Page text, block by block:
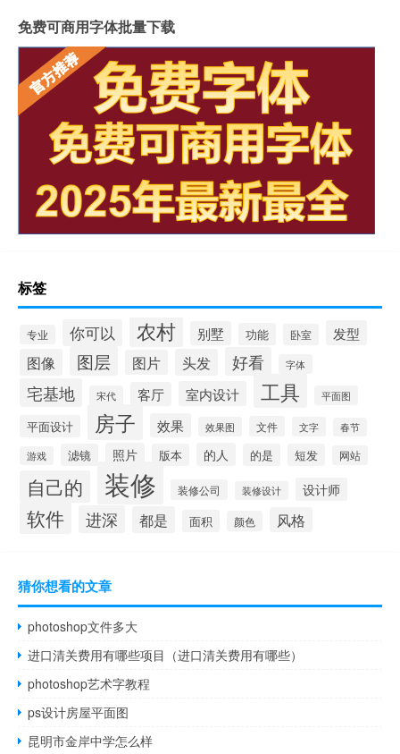
免费可商用字体批量下载
标签
专业 你可以 农村 别墅 功能 卧室 发型
图像 图层 图片 头发 好看 字体
宅基地 宋代 客厅 室内设计 工具 平面图
平面设计 房子 效果 效果图 文件 文字 春节
游戏 滤镜 照片 版本 的人 的是 短发 网站
自己的 装修 装修公司 装修设计 设计师
软件 进深 都是 面积 颜色 风格
猜你想看的文章
photoshop文件多大
进口清关费用有哪些项目（进口清关费用有哪些）
photoshop艺术字教程
ps设计房屋平面图
昆明市金岸中学怎么样